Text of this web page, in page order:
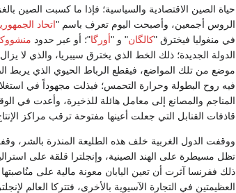
حياة الصين الاقتصادية والسياسية؛ فإذا ما كسبت الصين
الروس أجمعين، وأصبحت اليوم تعرف باسم "اتحاد
في منغوليا فيخترق "كالگان" و "أورگا"؛ أو عبر حدود
الدولة الجديدة؛ ذلك الخط الذي يخترق سيبريا، والذي
موضع من تلك المواضع، فيقطع الرباط الحيوي الذي يربط
فيه روح البطولة وحرارة التحمس؛ فبذلت مجهوداً في
المناجم والمصانع إلى معامل هائلة للذخيرة، وأعدت في
قاذفات القنابل التي جعلت أعينها مفتوحة ترقب مراكز
ووقفت الدول الغربية خلف هذه الطليعة المنذرة بالشر،
تظل مسيطرة على الهند الصينية، وإنجلترا قلقة على
ذلك ففرنسا آثرت أن تعين اليابان معونة مالية على
العظيمتين في التجارة الآسيوية بالأخرى، فتتركا العالم